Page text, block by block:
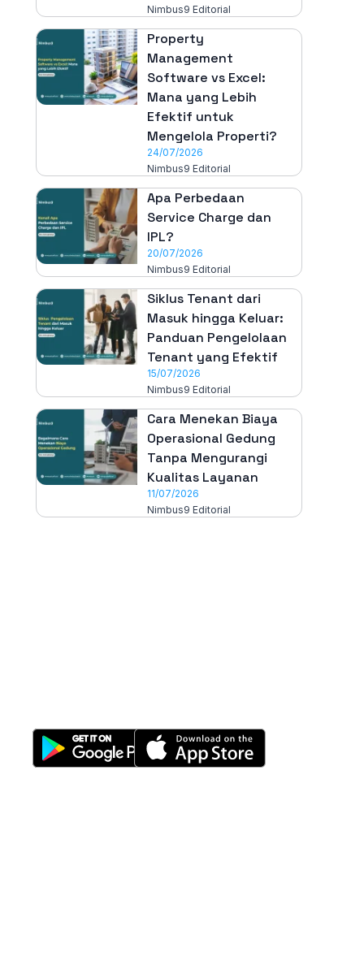
Nimbus9 Editorial
Property
Management
Software vs Excel:
Mana yang Lebih
Efektif untuk
Mengelola Properti?
24/07/2026
Nimbus9 Editorial
Apa Perbedaan
Service Charge dan
IPL?
20/07/2026
Nimbus9 Editorial
Siklus Tenant dari
Masuk hingga Keluar:
Panduan Pengelolaan
Tenant yang Efektif
15/07/2026
Nimbus9 Editorial
Cara Menekan Biaya
Operasional Gedung
Tanpa Mengurangi
Kualitas Layanan
11/07/2026
Nimbus9 Editorial